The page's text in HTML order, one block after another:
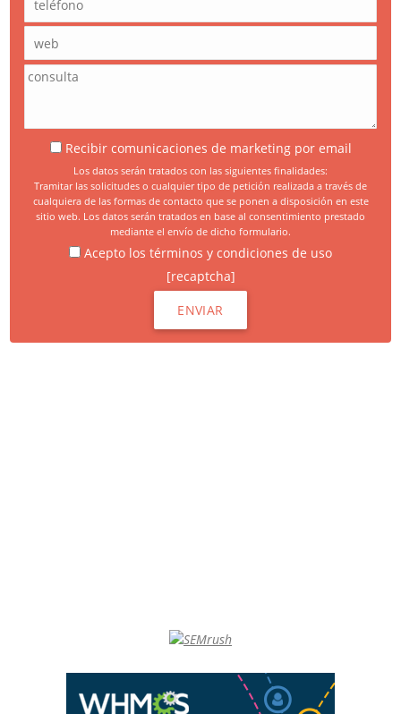
Recibir comunicaciones de marketing por email
Los datos serán tratados con las siguientes finalidades:
Tramitar las solicitudes o cualquier tipo de petición realizada a través de
cualquiera de las formas de contacto que se ponen a disposición en este
sitio web. Los datos serán tratados en base al consentimiento prestado
mediante el envío de dicho formulario.
Acepto los términos y condiciones de uso
[recaptcha]